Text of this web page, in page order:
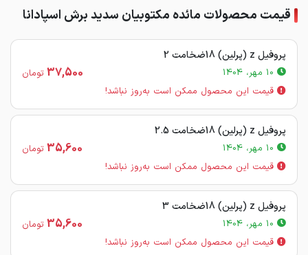
قیمت محصولات مائده مکتوبیان سدید برش اسپادانا
پروفیل z (پرلین) 18ضخامت 2
37,500 تومان
قیمت این محصول ممکن است به‌روز نباشد!
پروفیل z (پرلین) 18ضخامت 2.5
35,600 تومان
قیمت این محصول ممکن است به‌روز نباشد!
پروفیل z (پرلین) 18ضخامت 3
35,600 تومان
قیمت این محصول ممکن است به‌روز نباشد!